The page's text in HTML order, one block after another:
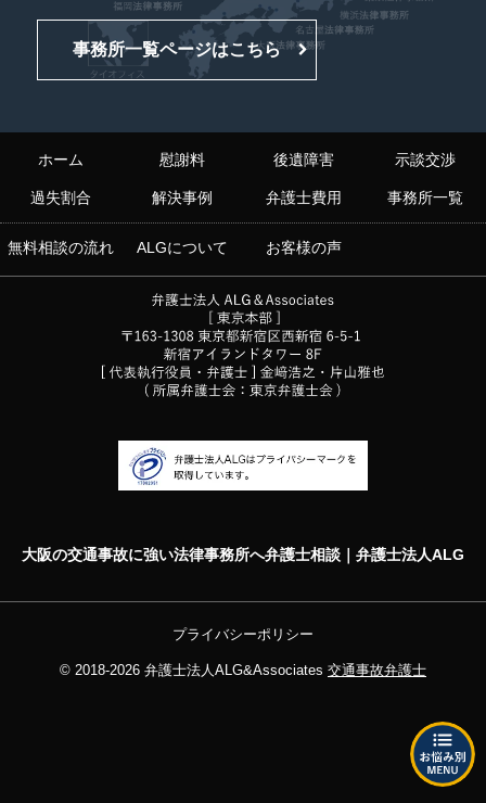
大阪の交通事故に強い法律事務所へ弁護士相談｜弁護士法人ALG
事務所一覧ページはこちら
ホーム 慰謝料 後遺障害 示談交渉
過失割合 解決事例 弁護士費用 事務所一覧
無料相談の流れ ALGについて お客様の声
プライバシーポリシー
© 2018-2026 弁護士法人ALG&Associates 交通事故弁護士